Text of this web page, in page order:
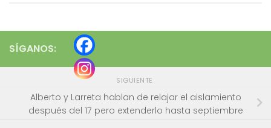
SÍGANOS:
SIGUIENTE
Alberto y Larreta hablan de relajar el aislamiento
después del 17 pero extenderlo hasta septiembre